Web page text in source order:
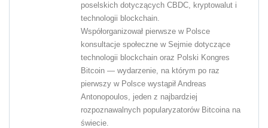
poselskich dotyczących CBDC, kryptowalut i
technologii blockchain.
Współorganizował pierwsze w Polsce
konsultacje społeczne w Sejmie dotyczące
technologii blockchain oraz Polski Kongres
Bitcoin — wydarzenie, na którym po raz
pierwszy w Polsce wystąpił Andreas
Antonopoulos, jeden z najbardziej
rozpoznawalnych popularyzatorów Bitcoina na
świecie.